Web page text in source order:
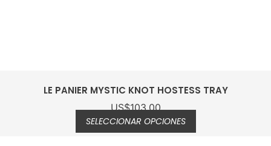
LE PANIER DELFT DINNER PLATE S/4
US$226.00
AÑADIR AL CARRITO